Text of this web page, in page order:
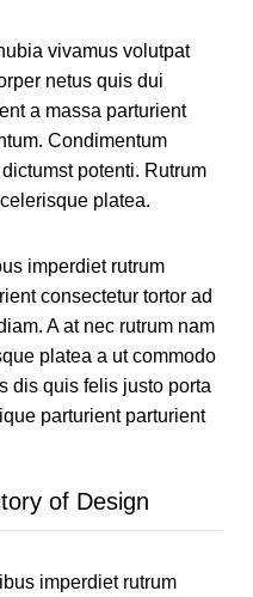
vivamus volutpat
netus quis dui
a massa parturient
Condimentum
potenti. Rutrum
platea.
imperdiet rutrum
consectetur tortor ad
A at nec rutrum nam
platea a ut commodo
dis quis felis justo porta
parturient parturient
of Design
imperdiet rutrum